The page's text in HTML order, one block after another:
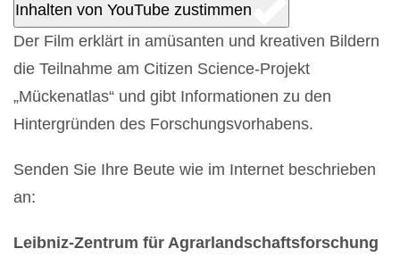
Inhalten von YouTube zustimmen
Der Film erklärt in amüsanten und kreativen Bildern
die Teilnahme am Citizen Science-Projekt
„Mückenatlas“ und gibt Informationen zu den
Hintergründen des Forschungsvorhabens.
Senden Sie Ihre Beute wie im Internet beschrieben
an:
Leibniz-Zentrum für Agrarlandschaftsforschung